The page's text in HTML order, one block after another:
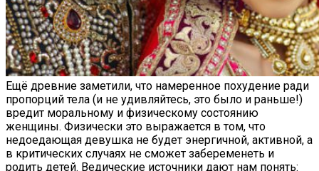
Ещё древние заметили, что намеренное похудение ради
пропорций тела (и не удивляйтесь, это было и раньше!)
вредит моральному и физическому состоянию
женщины. Физически это выражается в том, что
недоедающая девушка не будет энергичной, активной, а
в критических случаях не сможет забеременеть и
родить детей. Ведические источники дают нам понять: